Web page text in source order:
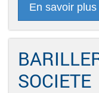
En savoir
SOCIETE